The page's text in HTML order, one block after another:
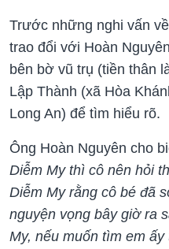
Trước những nghi vấn
trao đổi với Hoàn
bên bờ vũ trụ (tiền thân
Lập Thành (xã Hòa
Long An) để tìm hiểu rõ.
Ông Hoàn Nguyên cho
Diễm My thì cô nên hỏi
Diễm My rằng cô bé đã
nguyện vọng bây giờ ra
My, nếu muốn tìm em